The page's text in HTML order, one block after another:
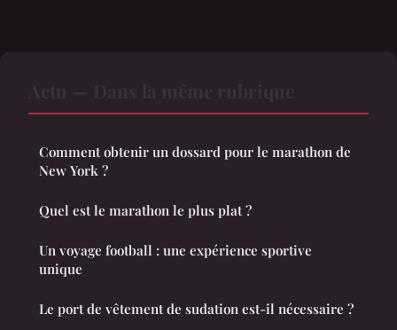
Comment obtenir un dossard pour le marathon de
New York ?
Quel est le marathon le plus plat ?
Un voyage football : une expérience sportive
unique
Le port de vêtement de sudation est-il nécessaire ?